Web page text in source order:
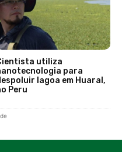
utiliza
para
lagoa em Huaral,
Peru